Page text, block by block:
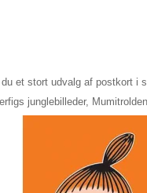
du et stort udvalg af postkort i
junglebilleder,